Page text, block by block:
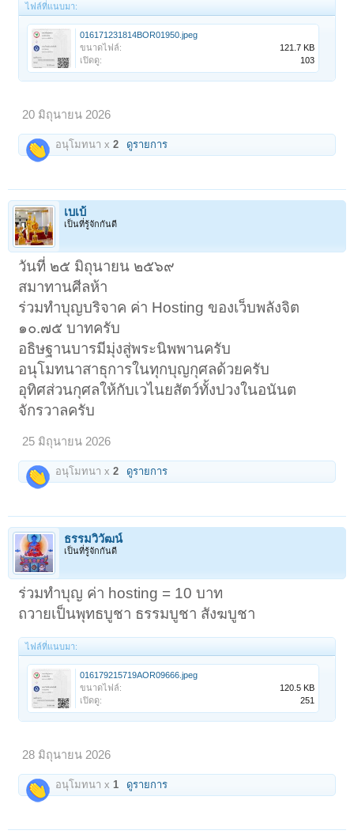
ไฟล์ที่แนบมา:
016171231814BOR01950.jpeg
ขนาดไฟล์:
121.7 KB
เปิดดู:
103
20 มิถุนายน 2026
อนุโมทนา x2 ดูรายการ
เบเบ้
เป็นที่รู้จักกันดี
วันที่ ๒๕ มิถุนายน ๒๕๖๙
สมาทานศีลห้า
ร่วมทำบุญบริจาค ค่า Hosting ของเว็บพลังจิต
๑๐.๗๕ บาทครับ
อธิษฐานบารมีมุ่งสู่พระนิพพานครับ
อนุโมทนาสาธุการในทุกบุญกุศลด้วยครับ
อุทิศส่วนกุศลให้กับเวไนยสัตว์ทั้งปวงในอนันต
จักรวาลครับ
25 มิถุนายน 2026
อนุโมทนา x2 ดูรายการ
ธรรมวิวัฒน์
เป็นที่รู้จักกันดี
ร่วมทำบุญ ค่า hosting = 10 บาท
ถวายเป็นพุทธบูชา ธรรมบูชา สังฆบูชา
ไฟล์ที่แนบมา:
016179215719AOR09666.jpeg
ขนาดไฟล์:
120.5 KB
เปิดดู:
251
28 มิถุนายน 2026
อนุโมทนา x1 ดูรายการ